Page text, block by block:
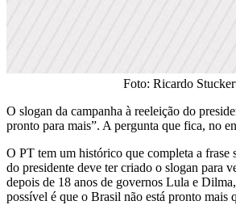
Foto: Ricardo
O slogan da campanha à reeleição do
pronto para mais”. A pergunta que fica, no
O PT tem um histórico que completa a frase
do presidente deve ter criado o slogan para
depois de 18 anos de governos Lula e
possível é que o Brasil não está pronto mais